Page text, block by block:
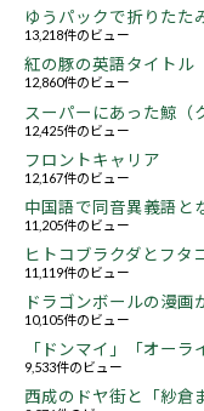
ゆうパックで折りたた
13,218件のビュー
紅の豚の英語タイトル
12,860件のビュー
スーパーにあった鯨（
12,425件のビュー
フロントキャリア
12,167件のビュー
中国語で同音異義語と
11,205件のビュー
ヒトコブラクダとフタ
11,119件のビュー
ドラゴンボールの漫画
10,105件のビュー
「ドンマイ」「オー
9,533件のビュー
西成のドヤ街と「紗倉